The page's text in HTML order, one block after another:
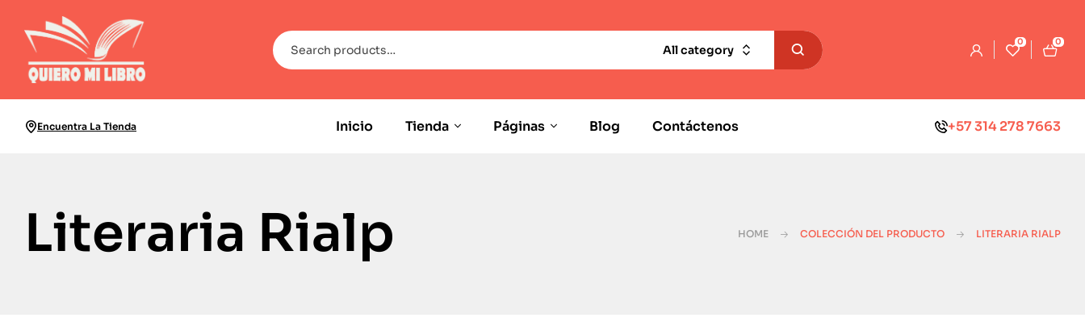
All category
0 0
Encuentra La Tienda Inicio Tienda Páginas Blog Contáctenos +57 314 278 7663
Literaria Rialp HOME COLECCIÓN DEL PRODUCTO LITERARIA RIALP